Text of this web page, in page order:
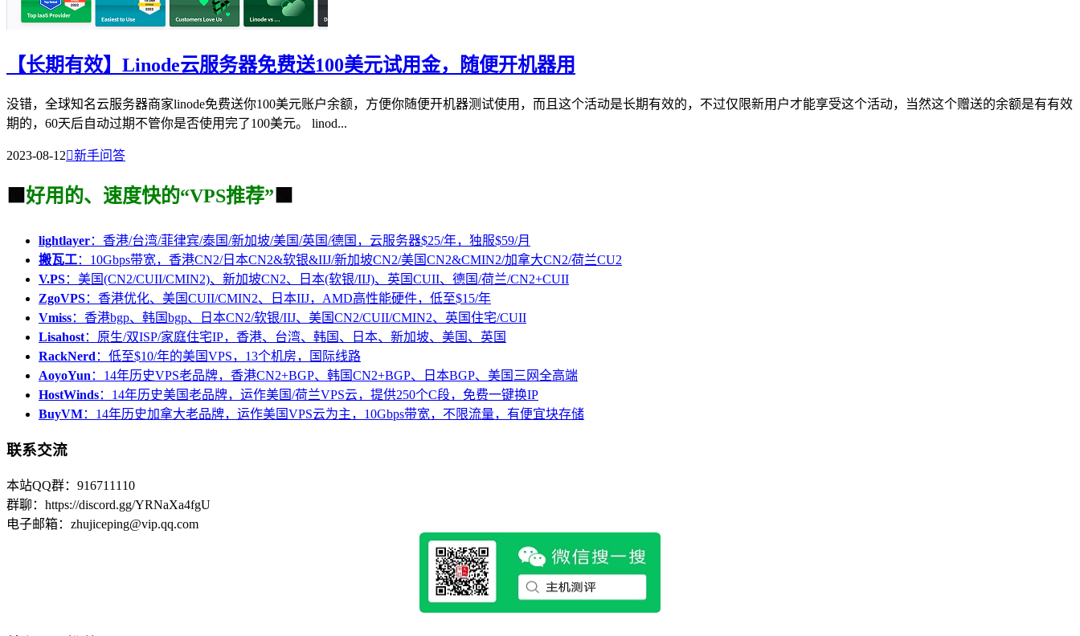
【长期有效】Linode云服务器免费送100美元试用金，随便开机器用
没错，全球知名云服务器商家linode免费送你100美元账户余额，方便你随便开机器测试使用，而且这个活动是长期有效的，不过仅限新用户才能享受这个活动，当然这个赠送的余额是有有效
期的，60天后自动过期不管你是否使用完了100美元。 linod...
2023-08-12新手问答
🟩 好用的、速度快的“VPS推荐” 🟩
lightlayer：香港/台湾/菲律宾/泰国/新加坡/美国/英国/德国，云服务器$25/年，独服$59/月
搬瓦工：10Gbps带宽，香港CN2/日本CN2&软银&IIJ/新加坡CN2/美国CN2&CMIN2/加拿大CN2/荷兰CU2
V.PS：美国(CN2/CUII/CMIN2)、新加坡CN2、日本(软银/IIJ)、英国CUII、德国/荷兰/CN2+CUII
ZgoVPS：香港优化、美国CUII/CMIN2、日本IIJ，AMD高性能硬件，低至$15/年
Vmiss：香港bgp、韩国bgp、日本CN2/软银/IIJ、美国CN2/CUII/CMIN2、英国住宅/CUII
Lisahost：原生/双ISP/家庭住宅IP，香港、台湾、韩国、日本、新加坡、美国、英国
RackNerd：低至$10/年的美国VPS，13个机房，国际线路
AoyoYun：14年历史VPS老品牌，香港CN2+BGP、韩国CN2+BGP、日本BGP、美国三网全高端
HostWinds：14年历史美国老品牌，运作美国/荷兰VPS云，提供250个C段，免费一键换IP
BuyVM：14年历史加拿大老品牌，运作美国VPS云为主，10Gbps带宽，不限流量，有便宜块存储
联系交流
本站QQ群：916711110
群聊：https://discord.gg/YRNaXa4fgU
电子邮箱：zhujiceping@vip.qq.com